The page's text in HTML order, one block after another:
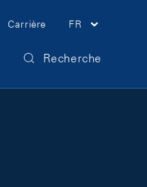
Carrière FR
Recherche